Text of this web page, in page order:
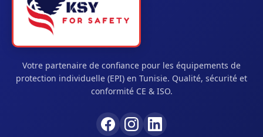
Votre partenaire de confiance pour les équipements de
protection individuelle (EPI) en Tunisie. Qualité, sécurité et
conformité CE & ISO.